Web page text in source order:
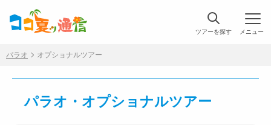
ツアーを探す
パラオ オプショナルツアー
パラオ・オプショナルツアー
メニュー